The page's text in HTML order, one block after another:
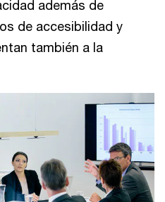
además de
de accesibilidad y
también a la